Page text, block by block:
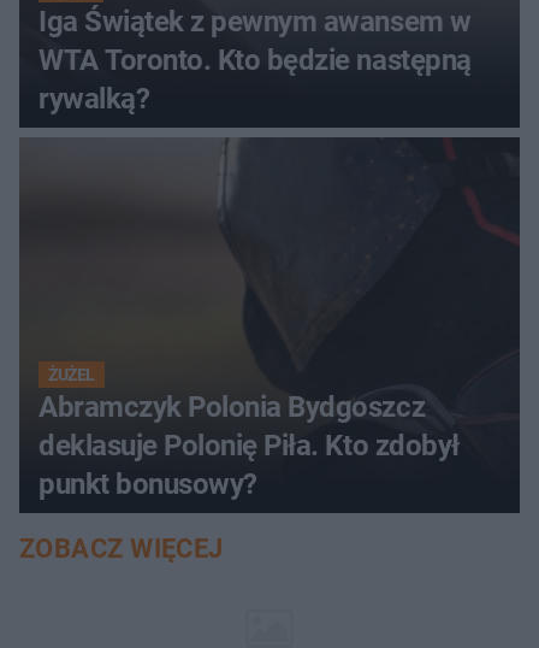
Iga Świątek z pewnym awansem w
WTA Toronto. Kto będzie następną
rywalką?
ŻUŻEL
Abramczyk Polonia Bydgoszcz
deklasuje Polonię Piła. Kto zdobył
punkt bonusowy?
ZOBACZ WIĘCEJ